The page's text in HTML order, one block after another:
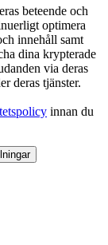
beteende och
optimera
innehåll samt
dina krypterade
via deras
deras tjänster.
innan du